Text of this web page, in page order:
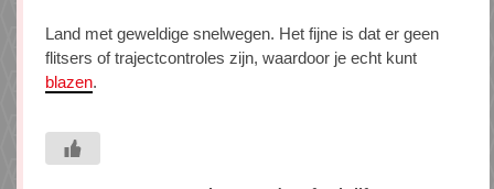
Land met geweldige snelwegen. Het fijne is dat er geen
flitsers of trajectcontroles zijn, waardoor je echt kunt
blazen.